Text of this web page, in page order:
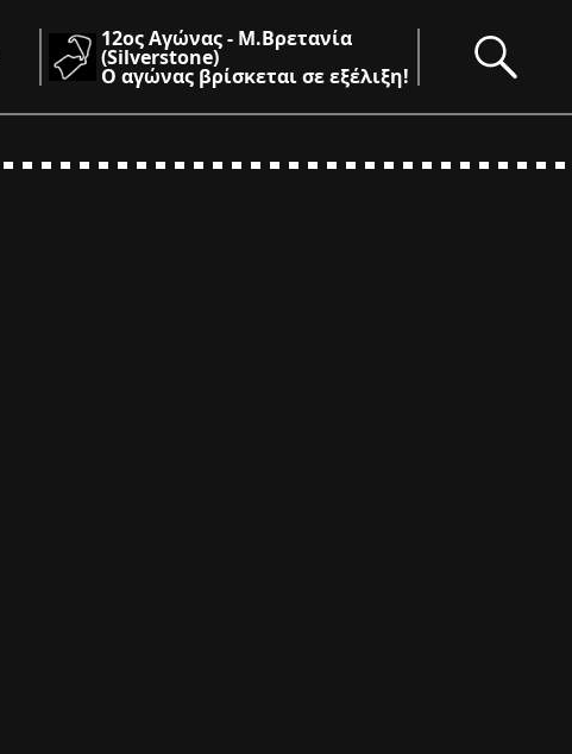
12ος Αγώνας - Μ.Βρετανία
(Silverstone)
Ο αγώνας βρίσκεται σε εξέλιξη!